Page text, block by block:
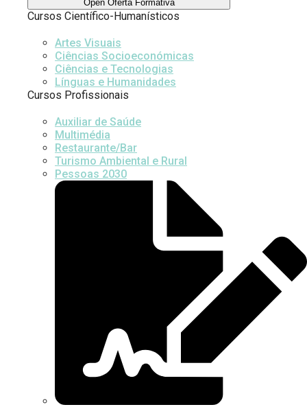
Open Oferta Formativa
Cursos Científico-Humanísticos
Artes Visuais
Ciências Socioeconómicas
Ciências e Tecnologias
Línguas e Humanidades
Cursos Profissionais
Auxiliar de Saúde
Multimédia
Restaurante/Bar
Turismo Ambiental e Rural
Pessoas 2030